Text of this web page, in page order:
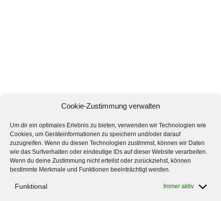
Cookie-Zustimmung verwalten
Um dir ein optimales Erlebnis zu bieten, verwenden wir Technologien wie
Cookies, um Geräteinformationen zu speichern und/oder darauf
zuzugreifen. Wenn du diesen Technologien zustimmst, können wir Daten
wie das Surfverhalten oder eindeutige IDs auf dieser Website verarbeiten.
Wenn du deine Zustimmung nicht erteilst oder zurückziehst, können
bestimmte Merkmale und Funktionen beeinträchtigt werden.
Funktional Immer aktiv